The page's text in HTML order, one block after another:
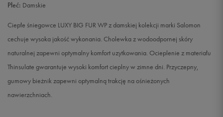
39 1/3 24,5 cm Powiadom o dostępności
40 25 cm Powiadom o dostępności
Płeć: Damskie
Ciepłe śniegowce LUXY BIG FUR WP z damskiej kolekcji marki Salomon
cechuje wysoka jakość wykonania. Cholewka z wodoodpornej skóry
naturalnej zapewni optymalny komfort uzytkowania. Ocieplenie z materiału
Thinsulate gwarantuje wysoki komfort cieplny w zimne dni. Przyczepny,
gumowy bieżnik zapewni optymalną trakcję na ośnieżonych
nawierzchniach.